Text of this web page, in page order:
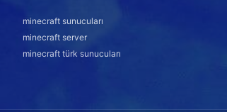
minecraft sunucuları
minecraft server
minecraft türk sunucuları